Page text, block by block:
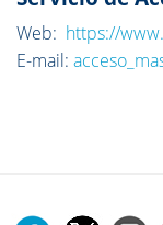
Web: https://
E-mail: